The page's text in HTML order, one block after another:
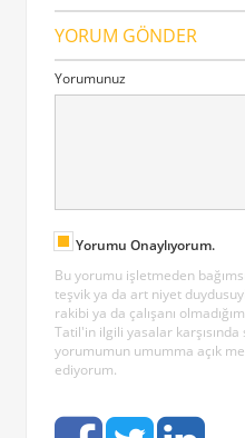
YORUM GÖNDER
Yorumunuz
Yorumu Onaylıyorum.
Bu yorumu işletmeden
teşvik ya da art niyet
rakibi ya da çalışanı
Tatil'in ilgili yasalar
yorumumun umumma açık
ediyorum.